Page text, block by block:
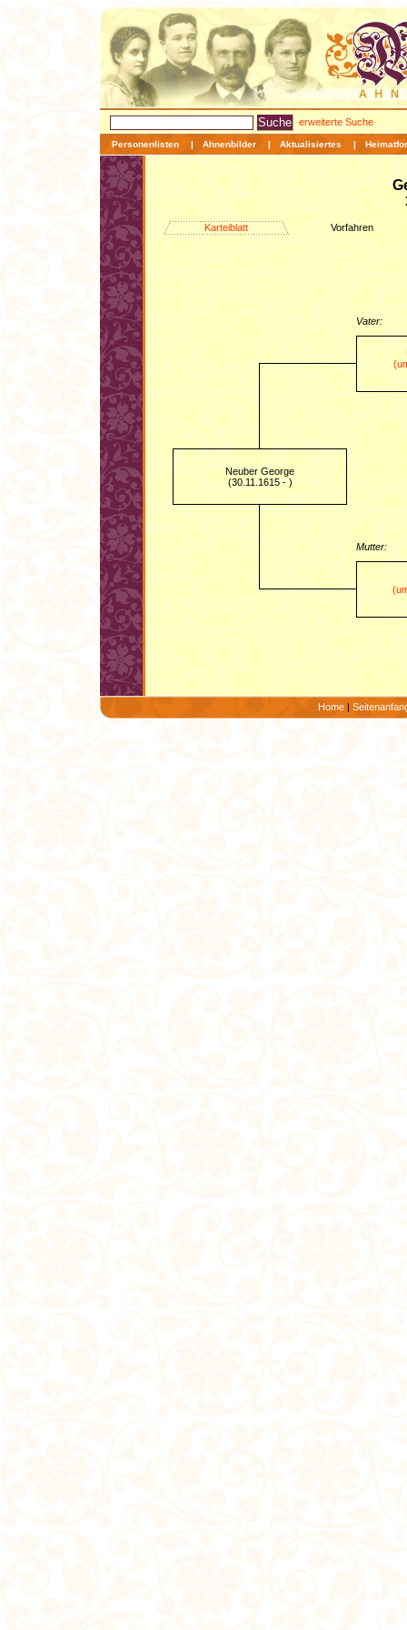
erweiterte Suche
Personenlisten | Ahnenbilder | Aktualisiertes |
Karteiblatt Vorfahren
Vater:
Neuber George
(30.11.1615 - )
Mutter:
Home|